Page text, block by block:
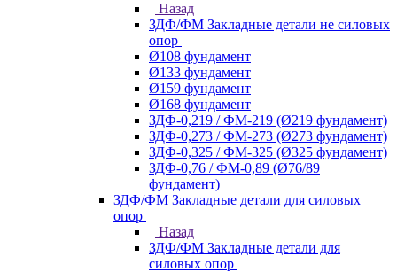
Назад
ЗДФ/ФМ Закладные детали не силовых
опор
Ø108 фундамент
Ø133 фундамент
Ø159 фундамент
Ø168 фундамент
ЗДФ-0,219 / ФМ-219 (Ø219 фундамент)
ЗДФ-0,273 / ФМ-273 (Ø273 фундамент)
ЗДФ-0,325 / ФМ-325 (Ø325 фундамент)
ЗДФ-0,76 / ФМ-0,89 (Ø76/89
фундамент)
ЗДФ/ФМ Закладные детали для силовых
опор
Назад
ЗДФ/ФМ Закладные детали для
силовых опор